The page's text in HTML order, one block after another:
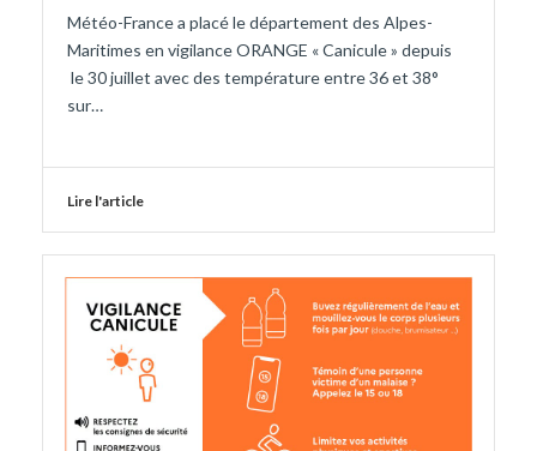
Météo-France a placé le département des Alpes-
Maritimes en vigilance ORANGE « Canicule » depuis
le 30 juillet avec des température entre 36 et 38°
sur…
Lire l'article